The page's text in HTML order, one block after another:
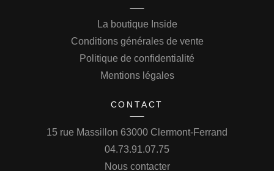
La boutique Inside
Conditions générales de vente
Politique de confidentialité
Mentions légales
CONTACT
15 rue Massillon 63000 Clermont-Ferrand
04.73.91.07.75
Nous contacter